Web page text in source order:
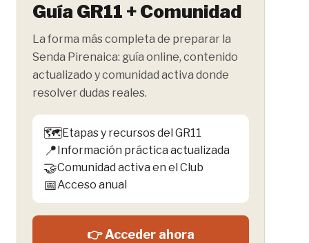
Guía GR11 + Comunidad
La forma más completa de preparar la
Senda Pirenaica: guía online, contenido
actualizado y comunidad activa donde
resolver dudas reales.
🗺️Etapas y recursos del GR11
📍 Información práctica actualizada
🤝Comunidad activa en el Club
📅Acceso anual
👉 Acceder ahora